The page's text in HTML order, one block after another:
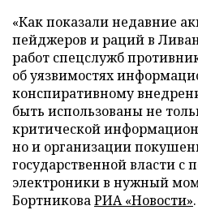
«Как показали недавние
пейджеров и раций в
работ спецслужб
об уязвимостях
конспиративному
быть использованы не
критической
но и организации
государственной власти
электроники в нужный
БортниковаРИА «Новости».